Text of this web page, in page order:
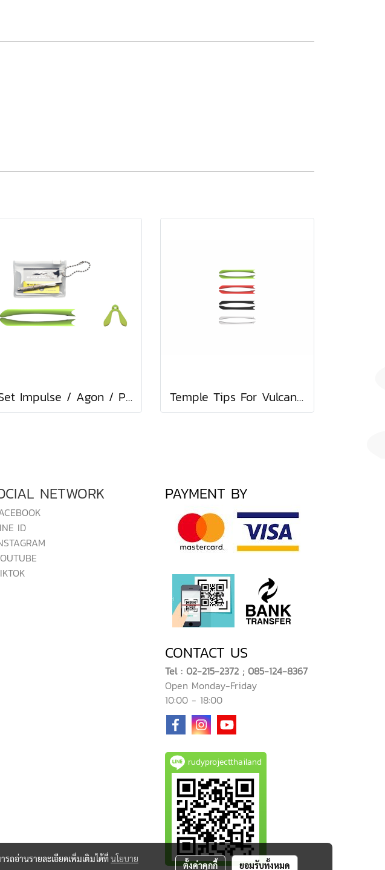
Set Impulse / Agon / Proflow Lime Temple Tips For Vulcan / Agon / Impulse / Intuition
NETWORK
ID
PAYMENT BY
CONTACT US
Tel : 02-215-2372 ; 085-124-8367
Open Monday-Friday
10:00 - 18:00
rudyprojectthailand
ถอ่านรายละเอียดเพิ่มเติมได้ที่นโยบาย
ตั้งค่าคุกกี้ ยอมรับทั้งหมด